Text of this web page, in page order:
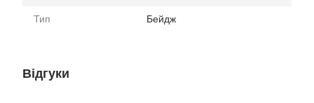
Тип Бейдж
Відгуки